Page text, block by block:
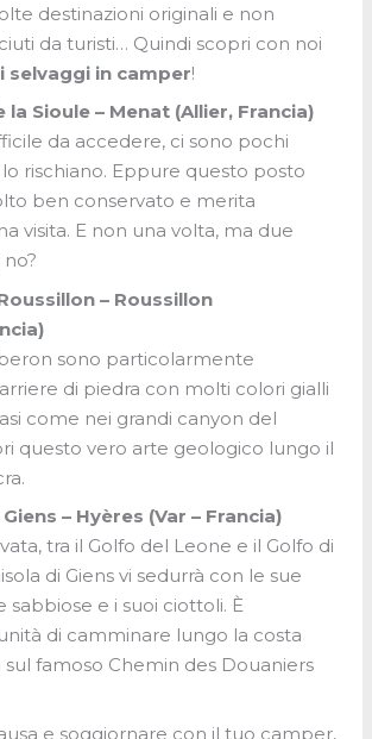
destinazioni originali e non
da turisti… Quindi scopri con noi
selvaggi in camper!
la Sioule – Menat (Allier, Francia)
da accedere, ci sono pochi
rischiano. Eppure questo posto
ben conservato e merita
visita. E non una volta, ma due
– Roussillon
)
sono particolarmente
di piedra con molti colori gialli
come nei grandi canyon del
questo vero arte geologico lungo il
– Hyères (Var – Francia)
tra il Golfo del Leone e il Golfo di
di Giens vi sedurrà con le sue
sabbiose e i suoi ciottoli. È
di camminare lungo la costa
famoso Chemin des Douaniers
e soggiornare con il tuo camper,